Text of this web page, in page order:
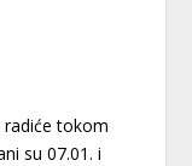
radiće tokom
su 07.01. i